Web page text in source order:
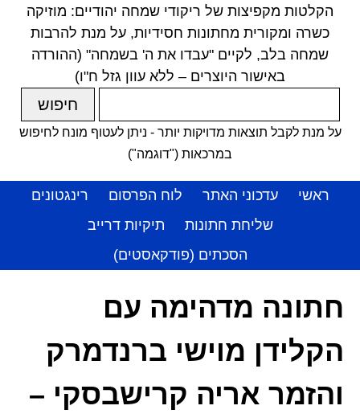
הקלטות מקפיצות של ריקודי שמחה יהודיים: מוזיקה
כשרה ומקורית מחתונות חסידיות, על מנת להרבות
שמחה בלב, לקיים "עבדו את ה' בשמחה" (ההורדה
באישור היוצרים – ללא עוון גזל ח"ו)
על מנת לקבל תוצאות מדויקות יותר - ניתן לעטוף מונח לחיפוש
במרכאות ("דוגמה")
ראשי עדכוני האתר לוח הפרסום
רינגטונים
שליחת חתונות
תיקיות דרייב
הסכתים (פודקאסטים)
חתונה מדהימה עם
הקלידן מוישי ברנדמרק
והזמר אריה קרישבסקי –